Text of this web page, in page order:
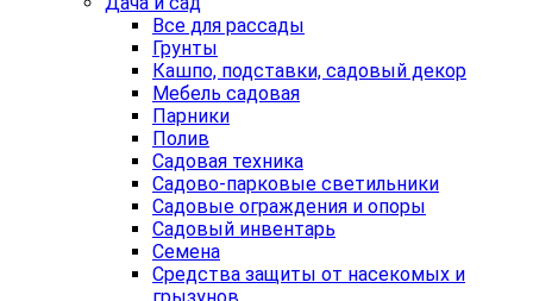
Все для рассады
Грунты
Кашпо, подставки, садовый декор
Мебель садовая
Парники
Полив
Садовая техника
Садово-парковые светильники
Садовые ограждения и опоры
Садовый инвентарь
Семена
Средства защиты от насекомых и